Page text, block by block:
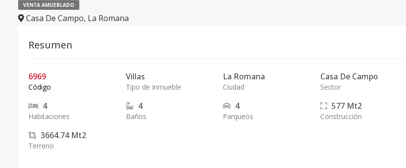
VENTA AMUEBLADO
Casa De Campo, La Romana
Resumen
6969
Código
Villas
Tipo de Inmueble
La Romana
Ciudad
Casa De Campo
Sector
4
Habitaciones
4
Baños
4
Parqueos
577 Mt2
Construcción
3664.74 Mt2
Terreno